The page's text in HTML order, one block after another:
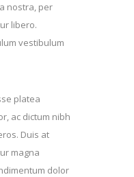
nostra, per
libero.
vestibulum
platea
ac dictum nibh
Duis at
magna
dolor